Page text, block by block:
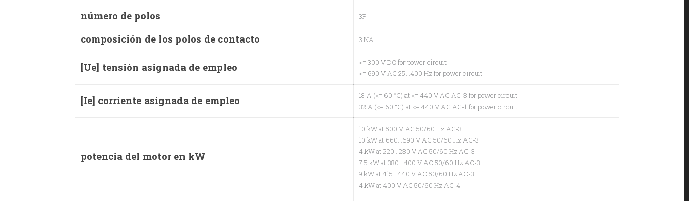
número de polos 3P
composición de los polos de contacto 3 NA
[Ue] tensión asignada de empleo
<= 300 V DC for power circuit
<= 690 V AC 25…400 Hz for power circuit
[Ie] corriente asignada de empleo
18 A (<= 60 °C) at <= 440 V AC AC-3 for power circuit
32 A (<= 60 °C) at <= 440 V AC AC-1 for power circuit
potencia del motor en kW
10 kW at 500 V AC 50/60 Hz AC-3
10 kW at 660…690 V AC 50/60 Hz AC-3
4 kW at 220…230 V AC 50/60 Hz AC-3
7.5 kW at 380…400 V AC 50/60 Hz AC-3
9 kW at 415…440 V AC 50/60 Hz AC-3
4 kW at 400 V AC 50/60 Hz AC-4